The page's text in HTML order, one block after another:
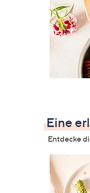
Eine
Entdecke